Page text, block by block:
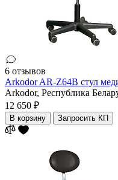
6 отзывов
Arkodor AR-Z64B стул
Arkodor, Республика
12 650 ₽
В корзину Запросить КП